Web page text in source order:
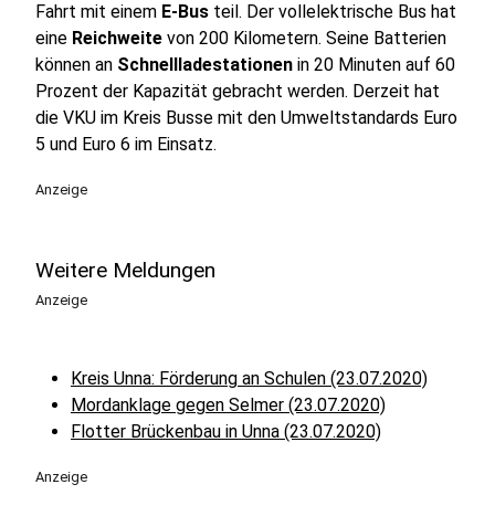
Fahrt mit einem E-Bus teil. Der vollelektrische Bus hat
eine Reichweite von 200 Kilometern. Seine Batterien
können an Schnellladestationen in 20 Minuten auf 60
Prozent der Kapazität gebracht werden. Derzeit hat
die VKU im Kreis Busse mit den Umweltstandards Euro
5 und Euro 6 im Einsatz.
Anzeige
Weitere Meldungen
Anzeige
Kreis Unna: Förderung an Schulen (23.07.2020)
Mordanklage gegen Selmer (23.07.2020)
Flotter Brückenbau in Unna (23.07.2020)
Anzeige